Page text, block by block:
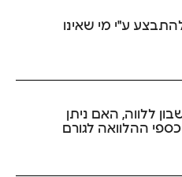
ע"י מי שאינו
ללווה, האם ניתן
ההלוואה לגורם